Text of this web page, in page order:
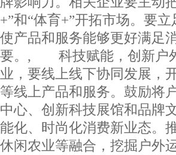
+”和“体育+”开拓市场。要
使产品和服务能够更好满足
要。, 科技赋能，创新户
业，要线上线下协同发展，
等线上产品和服务。鼓励将
中心、创新科技展馆和品牌
能化、时尚化消费新业态。
休闲农业等融合，挖掘户